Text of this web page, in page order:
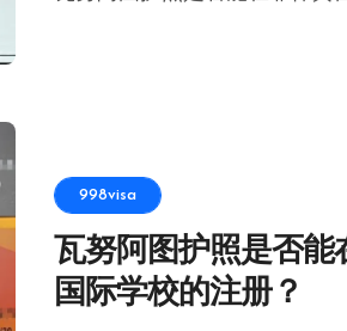
998visa
瓦努阿图护照是否能
国际学校的注册？